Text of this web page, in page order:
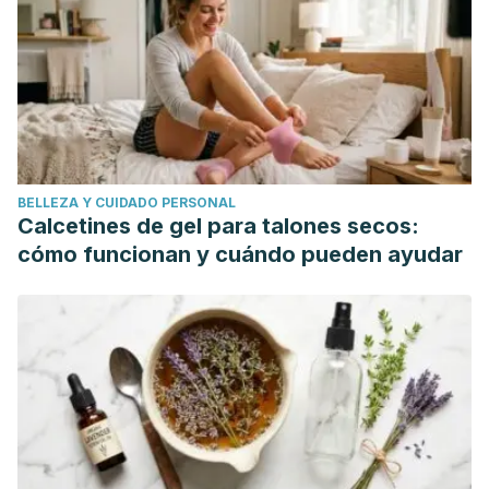
Escudero Álvarez E, González Sánchez P. La fibra
dietética. Nutr. Hosp. 2006; 21 (Supl. 2): 61-72.
Sánchez Almaraz R, Martín Fuentes M, Palma Milla S, López
Plaza B, Bermejo López L, Gómez Candela C. Indicaciones
de diferentes tipos de fibra en distintas patologías. Nutr.
Hosp. 2015; 31(6): 2372-2383.
Esquivel Solís V, Jiménez Fernández M. Aspectos
nutricionales en la prevención y tratamiento de la
Rubio M. Implicaciones de la fibra en distintas patologías.
Nutr. Hosp. 2002; XVII (Sup. 2) 17-29.
Ruiz-Roso B, Pérez-Olleros L. Avance de resultados sobre
consumo de fibra en España y beneficios asociados a la
ingesta de fibra insoluble. Revista Española de Nutrición
BELLEZA Y CUIDADO PERSONAL
Calcetines de gel para talones secos:
cómo funcionan y cuándo pueden ayudar